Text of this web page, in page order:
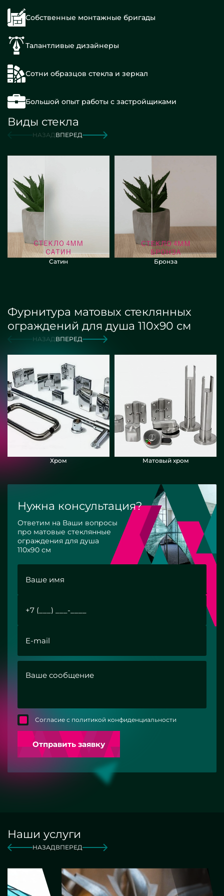
Собственные монтажные бригады
Талантливые дизайнеры
Сотни образцов стекла и зеркал
Большой опыт работы с застройщиками
Виды стекла
НАЗАДВПЕРЕД
Сатин Бронза
Фурнитура матовых стеклянных
ограждений для душа 110х90 см
НАЗАДВПЕРЕД
Хром Матовый хром
Нужна консультация?
Ответим на Ваши вопросы
про матовые стеклянные
ограждения для душа
110х90 см
Согласие с политикой конфиденциальности
Отправить заявку
Наши услуги
НАЗАДВПЕРЕД